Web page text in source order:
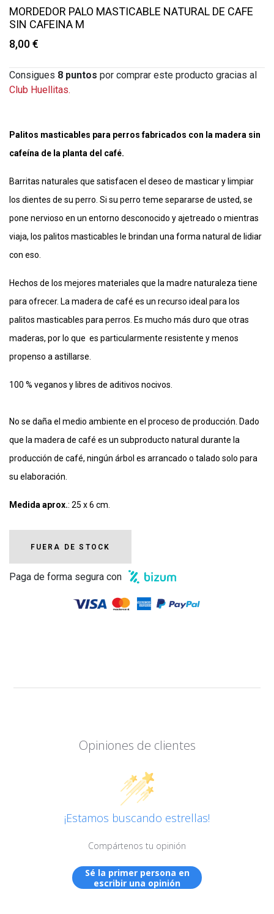
MORDEDOR PALO MASTICABLE NATURAL DE CAFE
SIN CAFEINA M
8,00 €
Consigues 8 puntos por comprar este producto gracias al
Club Huellitas.
Palitos masticables para perros fabricados con la madera sin
cafeína de la planta del café.
Barritas naturales que satisfacen el deseo de masticar y limpiar
los dientes de su perro. Si su perro teme separarse de usted, se
pone nervioso en un entorno desconocido y ajetreado o mientras
viaja, los palitos masticables le brindan una forma natural de lidiar
con eso.
Hechos de los mejores materiales que la madre naturaleza tiene
para ofrecer. La madera de café es un recurso ideal para los
palitos masticables para perros. Es mucho más duro que otras
maderas, por lo que es particularmente resistente y menos
propenso a astillarse.
100 % veganos y libres de aditivos nocivos.
No se daña el medio ambiente en el proceso de producción. Dado
que la madera de café es un subproducto natural durante la
producción de café, ningún árbol es arrancado o talado solo para
su elaboración.
Medida aprox.: 25 x 6 cm.
FUERA DE STOCK
Paga de forma segura con
Opiniones de clientes
¡Estamos buscando estrellas!
Compártenos tu opinión
Sé la primer persona en
escribir una opinión